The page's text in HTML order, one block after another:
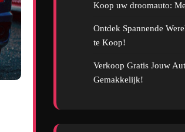
Koop uw droomauto:
Ontdek Spannende
te Koop!
Verkoop Gratis Jouw
Gemakkelijk!